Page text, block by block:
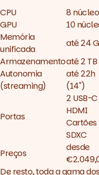
CPU
8
GPU
10
Memória
unificada
até 24
Armazenamentoaté 2 TB
Autonomia
(streaming)
até 22h
(14'')
Portas
2 USB-C
HDMI
Cartões
SDXC
Preços
desde
De resto, toda a gama